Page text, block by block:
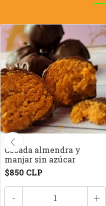
Cocada almendra y
manjar sin azúcar
$850 CLP
- +